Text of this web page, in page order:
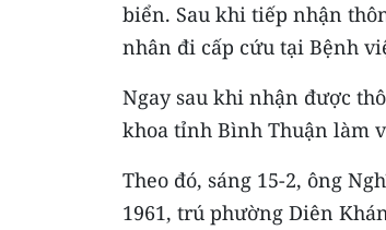
biển. Sau khi tiếp nhận
nhân đi cấp cứu tại Bệnh
Ngay sau khi nhận được
khoa tỉnh Bình Thuận làm
Theo đó, sáng 15-2, ông
1961, trú phường Diên